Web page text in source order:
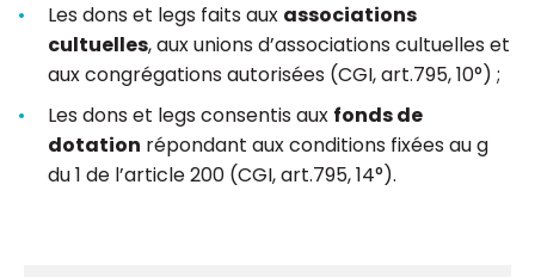
Les dons et legs faits aux associations
cultuelles, aux unions d’associations cultuelles et
aux congrégations autorisées (CGI, art.795, 10°) ;
Les dons et legs consentis aux fonds de
dotation répondant aux conditions fixées au g
du 1 de l’article 200 (CGI, art.795, 14°).